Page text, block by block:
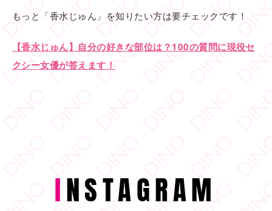
もっと「香水じゅん」を知りたい方は要チェックです！
【香水じゅん】自分の好きな部位は？100の質問に現役セ
クシー女優が答えます！
INSTAGRAM